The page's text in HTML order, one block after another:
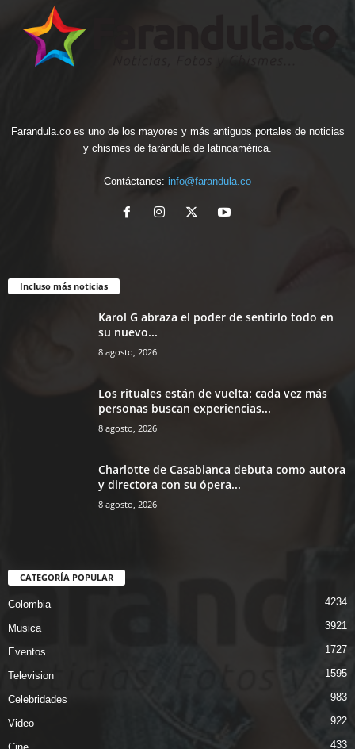
Farandula.co es uno de los mayores y más antiguos portales de noticias
y chismes de farándula de latinoamérica.
Contáctanos: info@farandula.co
Incluso más noticias
Karol G abraza el poder de sentirlo todo en
su nuevo...
8 agosto, 2026
Los rituales están de vuelta: cada vez más
personas buscan experiencias...
8 agosto, 2026
Charlotte de Casabianca debuta como autora
y directora con su ópera...
8 agosto, 2026
CATEGORÍA POPULAR
Colombia 4234
Musica 3921
Eventos 1727
Television 1595
Celebridades 983
Video 922
433